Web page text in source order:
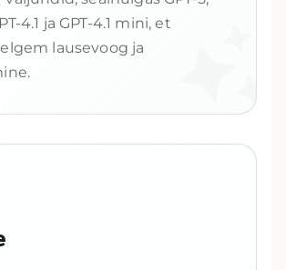
4.1 ja GPT-4.1 mini, et
lausevoog ja